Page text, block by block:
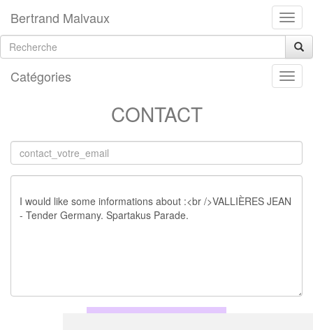
Bertrand Malvaux
Catégories
CONTACT